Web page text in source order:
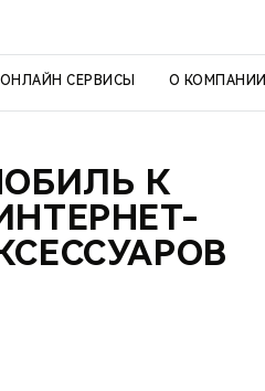
ОНЛАЙН СЕРВИСЫ О КОМПАНИИ
К